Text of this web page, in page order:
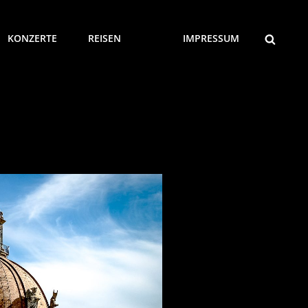
KONZERTE REISEN IMPRESSUM